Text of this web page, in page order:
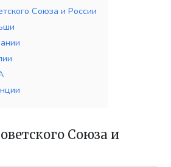
Союза и России
Союза и